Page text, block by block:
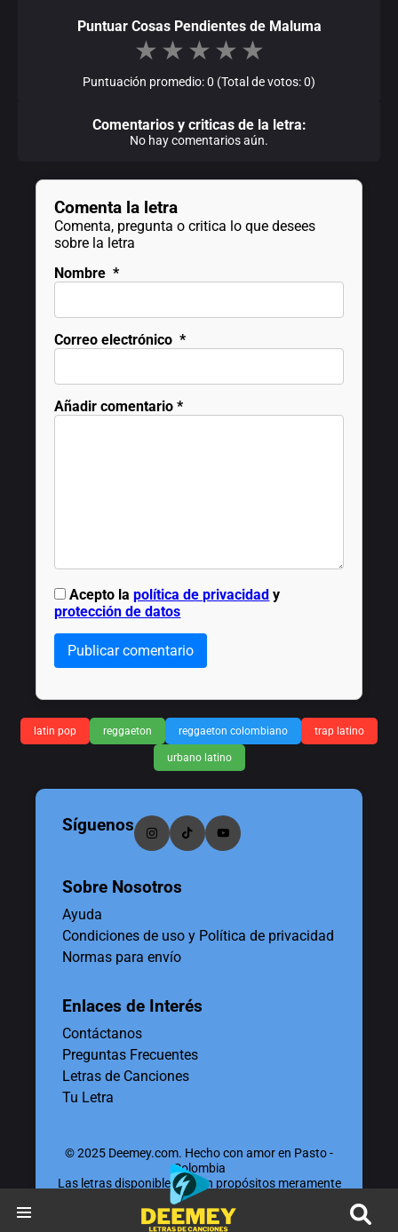
Puntuar Cosas Pendientes de Maluma
★ ★ ★ ★ ★
Puntuación promedio: 0 (Total de votos: 0)
Comentarios y criticas de la letra:
No hay comentarios aún.
Comenta la letra
Comenta, pregunta o critica lo que desees
sobre la letra
Nombre *
Correo electrónico *
Añadir comentario *
Acepto lapolítica de privacidad y
protección de datos
Publicar comentario
latin pop reggaeton reggaeton colombiano trap latino
urbano latino
Síguenos
Sobre Nosotros
Ayuda
Condiciones de uso y Política de privacidad
Normas para envío
Enlaces de Interés
Contáctanos
Preguntas Frecuentes
Letras de Canciones
Tu Letra
© 2025 Deemey.com. Hecho con amor en Pasto -
Colombia
Las letras disponibles tienen propósitos meramente
educativos